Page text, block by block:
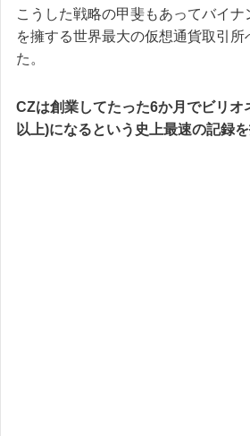
こうした戦略の甲斐もあってバイ
を擁する世界最大の仮想通貨取引所
た。
CZは創業してたった6か月でビリオ
以上)になるという史上最速の記録を